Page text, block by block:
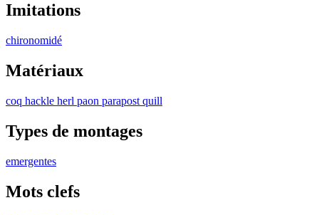
Imitations
chironomidé
Matériaux
coq hackle herl paon parapost quill
Types de montages
emergentes
Mots clefs